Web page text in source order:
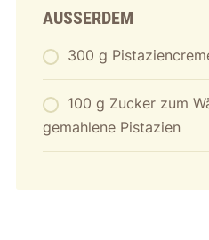
AUSSERDEM
300 g
100 g Zucker zum
gemahlene Pistazien